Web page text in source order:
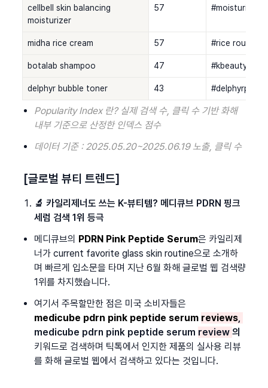
cellbell skin balancing
moisturizer
57 #moisturizer
midha rice cream 57 #rice routine
botalab shampoo 47 #kbeauty
delphyr bubble toner 43
Popularity Index 란? 실제 검색 수, 클릭 수 기반 화해
내부 기준으로 산정한 인덱스 점수
데이터 기준 : 2025.05.20~2025.06.19 노출, 클릭 수
[글로벌 뷰티 트렌드]
🔬 카일리제너도 쓰는 K-뷰티템? 메디큐브 PDRN 핑크
세럼 검색 1위 등극
메디큐브의
PDRN Pink Peptide Serum은 카일리제
너가 current favorite glass skin routine으로 소개하
며 빠르게 입소문을 타며 지난 6월 화해 글로벌 웹 검색량
1위를 차지했습니다.
여기서 주목할만한 점은 미국 소비자들은
medicube pdrn pink peptide serum reviews
medicube pdrn pink peptide serum review
키워드로 검색하며 틱톡에서 인지한 제품의 실사용 리뷰
를 화해 글로벌 웹에서 검색하고 있다는 것입니다.